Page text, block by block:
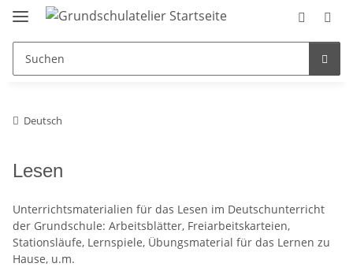
Deutsch
Lesen
Unterrichtsmaterialien für das Lesen im Deutschunterricht
der Grundschule: Arbeitsblätter, Freiarbeitskarteien,
Stationsläufe, Lernspiele, Übungsmaterial für das Lernen zu
Hause, u.m.